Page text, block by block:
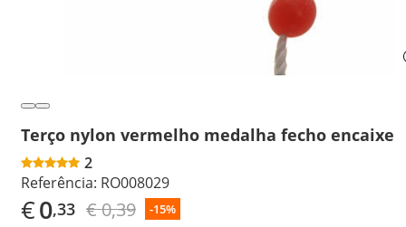
Terço nylon vermelho medalha fecho encaixe
2
Referência: RO008029
€0,33 € 0,39 -15%